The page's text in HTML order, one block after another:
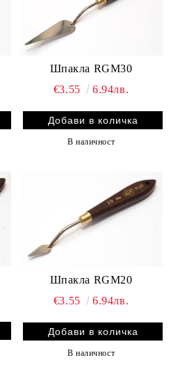
Шпакла RGM30
€3.55
6.94лв.
В наличност
Шпакла RGM20
€3.55
6.94лв.
В наличност